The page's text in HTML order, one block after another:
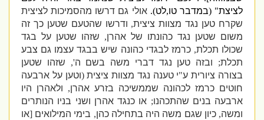
לציצת" (במדבר טו ,לט).אולי גם דרשו מהסמיכות לציצית
שקרח טען נגד מצוות ציצית,ודרשו שהטעם שטען כך זה
משום שטען נגד כהונתו של אהרן,שזהו שטען על בגד
שכולו תכלת,כרמז לבגדי כהונה שיש בבגד עצמו גם צבע
תכלת;ובזה טען נגד דברי משה בשם ה ',שזהו שטען
בצורה ציורית ע"י טענה נגד מצוות ציצית(וטען על ארבעה
חוטים כרמז לכהונה שממשיכה בזרע אהרן,ולאהרן היו
ארבעה בנים שהתכהנו;או כנגד אהרן ושני בניו הנותרים
ומשה,כיון שגם משה היה בתחילה כהן,בימי המילואים[או